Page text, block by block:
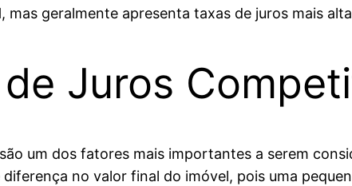
mas geralmente apresenta taxas de juros mais
Juros
um dos fatores mais importantes a serem
no valor final do imóvel, pois uma